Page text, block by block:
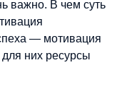
важно. В чем суть
— мотивация
них ресурсы